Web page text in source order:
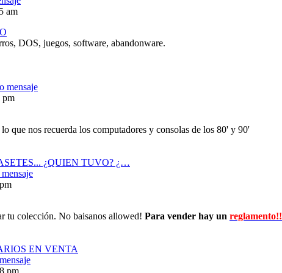
am
DOS, juegos, software, abandonware.
mensaje
pm
que nos recuerda los computadores y consolas de los 80' y 90'
¿QUIEN TUVO? ¿…
tu colección. No baisanos allowed! Para vender hay un reglamento!!
EN VENTA